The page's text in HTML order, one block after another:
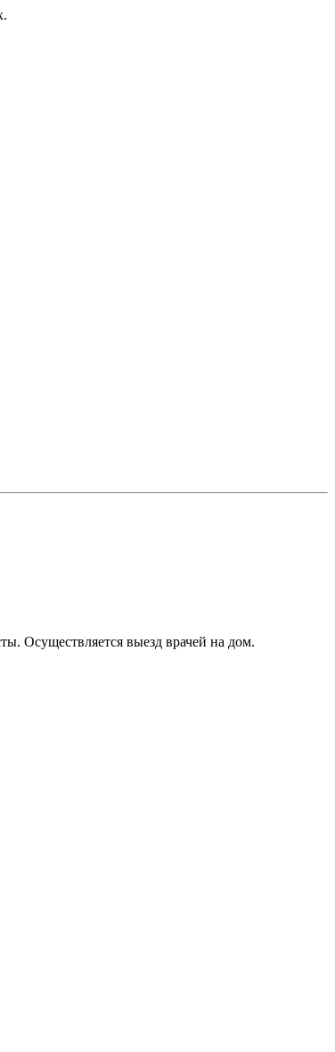
Осуществляется выезд врачей на дом.